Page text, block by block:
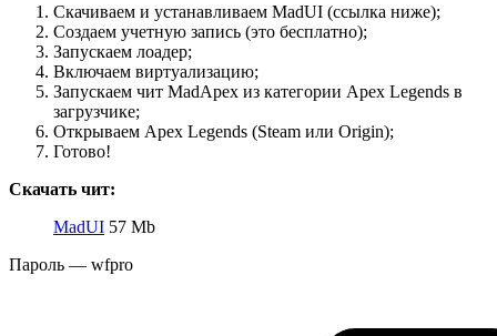
Скачиваем и устанавливаем MadUI (ссылка ниже);
Создаем учетную запись (это бесплатно);
Запускаем лоадер;
Включаем виртуализацию;
Запускаем чит MadApex из категории Apex Legends в
загрузчике;
Открываем Apex Legends (Steam или Origin);
Готово!
Скачать чит:
MadUI 57 Mb
Пароль — wfpro